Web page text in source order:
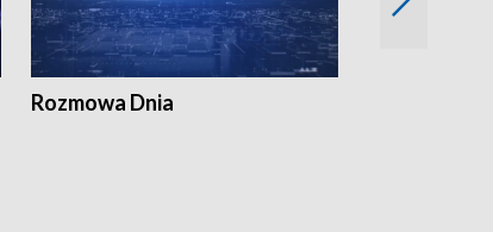
Rozmowa Dnia